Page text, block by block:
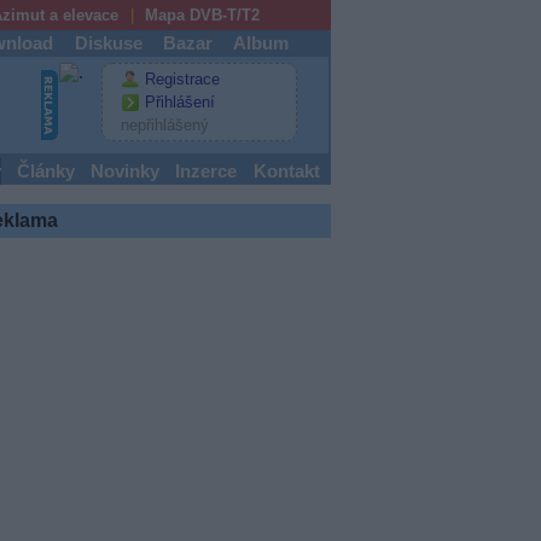
a elevace Mapa DVB-T/T2
Diskuse Bazar Album
Registrace
Přihlášení
nepřihlášený
Články Novinky Inzerce Kontakt